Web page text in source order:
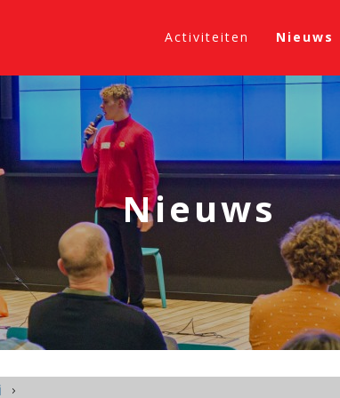
Activiteiten Nieuws
Nieuws